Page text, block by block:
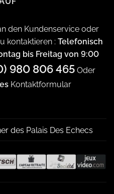
den Kundenservice oder
kontaktieren : Telefonisch
bis Freitag von 9:00
980 806 465 Oder
Kontaktformular
des Palais Des Echecs